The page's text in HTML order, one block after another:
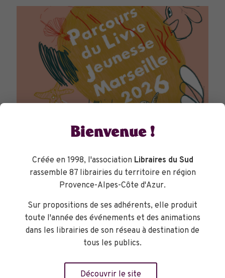
PARCOURS DU LIVRE JEUNESSE
Bienvenue !
Créée en 1998, l'association Libraires du Sud
rassemble 87 librairies du territoire en région
Provence-Alpes-Côte d'Azur.
Sur propositions de ses adhérents, elle produit
toute l'année des événements et des animations
dans les librairies de son réseau à destination de
tous les publics.
Découvrir le site